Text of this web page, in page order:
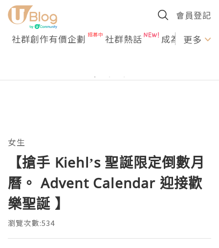
會員登記
社群創作有價企劃 社群熱話 成為U更多
女生
【搶手 Kiehl’s 聖誕限定倒數月
曆。 Advent Calendar 迎接歡
樂聖誕 】
瀏覽次數:534